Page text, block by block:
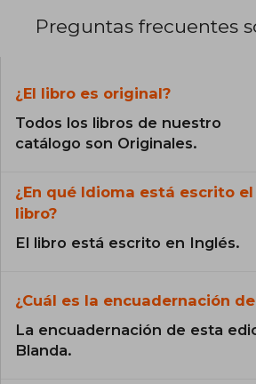
Preguntas frecuentes
¿El libro es original?
Todos los libros de nuestro
catálogo son Originales.
¿En qué Idioma está escrito el
libro?
El libro está escrito en Inglés.
¿Cuál es la encuadernación
La encuadernación de esta
Blanda.